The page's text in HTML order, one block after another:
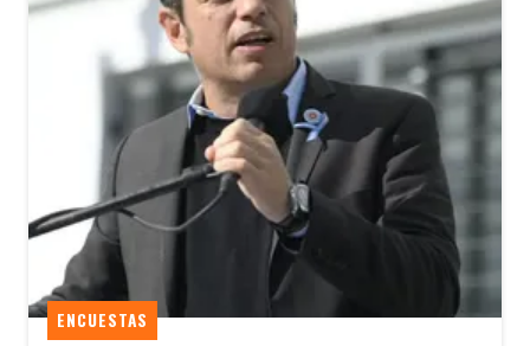
ENCUESTAS